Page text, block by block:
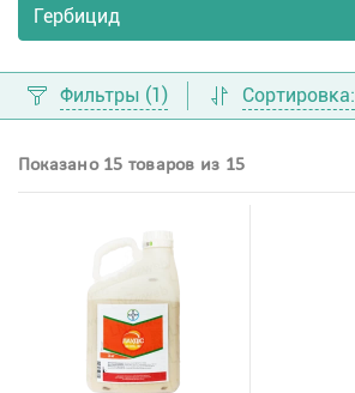
Фильтры (1) Сортировка:
Показано 15 товаров из 15